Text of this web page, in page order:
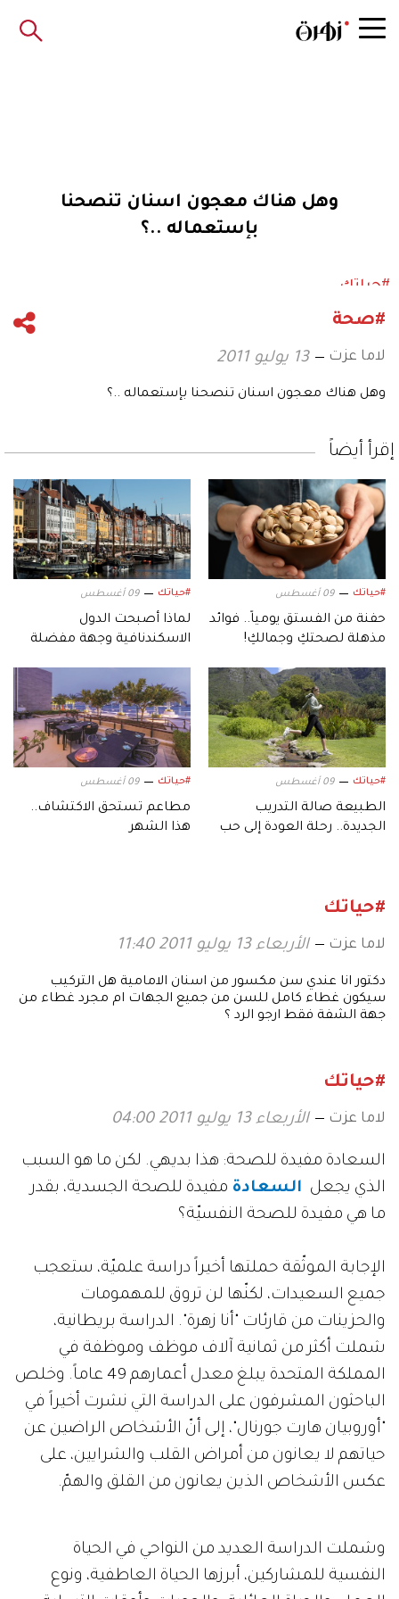
وهل هناك معجون اسنان تنصحنا
بإستعماله ..؟
#حياتك
#صحة
لاما عزت 13 يوليو 2011
وهل هناك معجون اسنان تنصحنا بإستعماله ..؟
إقرأ أيضاً
#حياتك 09 أغسطس
حفنة من الفستق يومياً.. فوائد
مذهلة لصحتكِ وجمالكِ!
#حياتك 09 أغسطس
لماذا أصبحت الدول
الاسكندنافية وجهة مفضلة
#حياتك 09 أغسطس
الطبيعة صالة التدريب
الجديدة.. رحلة العودة إلى حب
#حياتك 09 أغسطس
مطاعم تستحق الاكتشاف..
هذا الشهر
#حياتك
لاما عزت الأربعاء 13 يوليو 2011 11:40
دكتور انا عندي سن مكسور من اسنان الامامية هل التركيب
سيكون غطاء كامل للسن من جميع الجهات ام مجرد غطاء من
جهة الشفة فقط ارجو الرد ؟
#حياتك
لاما عزت الأربعاء 13 يوليو 2011 04:00
السعادة مفيدة للصحة: هذا بديهي. لكن ما هو السبب
الذي يجعل السعادة مفيدة للصحة الجسدية، بقدر
ما هي مفيدة للصحة النفسيّة؟
الإجابة الموثّقة حملتها أخيراً دراسة علميّة، ستعجب
جميع السعيدات، لكنّها لن تروق للمهمومات
والحزينات من قارئات "أنا زهرة". الدراسة بريطانية،
شملت أكثر من ثمانية آلاف موظف وموظفة في
المملكة المتحدة يبلغ معدل أعمارهم 49 عاماً. وخلص
الباحثون المشرفون على الدراسة التي نشرت أخيراً في
"أوروبيان هارت جورنال"، إلى أنّ الأشخاص الراضين عن
حياتهم لا يعانون من أمراض القلب والشرايين، على
عكس الأشخاص الذين يعانون من القلق والهمّ.
وشملت الدراسة العديد من النواحي في الحياة
النفسية للمشاركين، أبرزها الحياة العاطفية، ونوع